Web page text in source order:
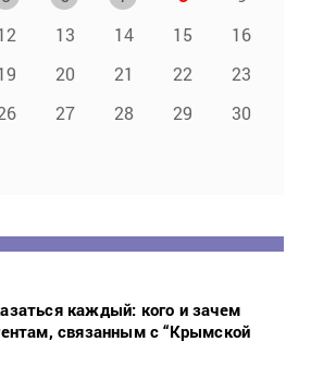
13 14 15
16
20 21 22
23
27 28 29
30
каждый: кого и зачем
связанным с “Крымской